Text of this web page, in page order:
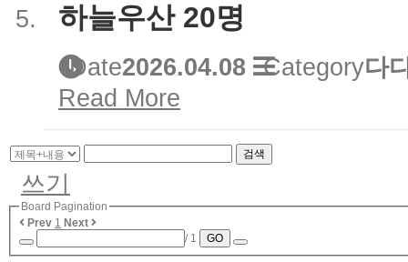
하늘우산 20명
Date2026.04.08 Category다
Read More
검색
쓰기
Board Pagination
Prev 1 Next
/ 1
GO